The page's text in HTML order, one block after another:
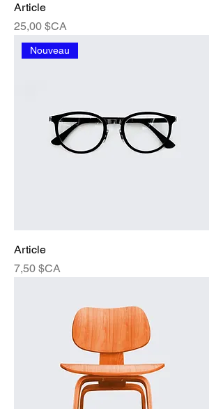
Article
Prix
25,00 $CA
Nouveau
Article
Prix
7,50 $CA